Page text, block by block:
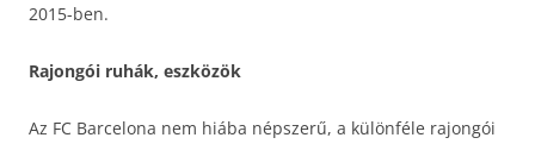
2015-ben.
Rajongói ruhák, eszközök
Az FC Barcelona nem hiába népszerű, a különféle rajongói